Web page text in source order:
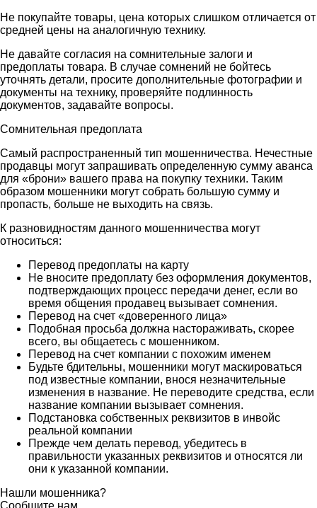
Не покупайте товары, цена которых слишком отличается от
средней цены на аналогичную технику.
Не давайте согласия на сомнительные залоги и
предоплаты товара. В случае сомнений не бойтесь
уточнять детали, просите дополнительные фотографии и
документы на технику, проверяйте подлинность
документов, задавайте вопросы.
Сомнительная предоплата
Самый распространенный тип мошенничества. Нечестные
продавцы могут запрашивать определенную сумму аванса
для «брони» вашего права на покупку техники. Таким
образом мошенники могут собрать большую сумму и
пропасть, больше не выходить на связь.
К разновидностям данного мошенничества могут
относиться:
Перевод предоплаты на карту
Не вносите предоплату без оформления документов,
подтверждающих процесс передачи денег, если во
время общения продавец вызывает сомнения.
Перевод на счет «доверенного лица»
Подобная просьба должна настораживать, скорее
всего, вы общаетесь с мошенником.
Перевод на счет компании с похожим именем
Будьте бдительны, мошенники могут маскироваться
под известные компании, внося незначительные
изменения в название. Не переводите средства, если
название компании вызывает сомнения.
Подстановка собственных реквизитов в инвойс
реальной компании
Прежде чем делать перевод, убедитесь в
правильности указанных реквизитов и относятся ли
они к указанной компании.
Нашли мошенника?
Сообщите нам